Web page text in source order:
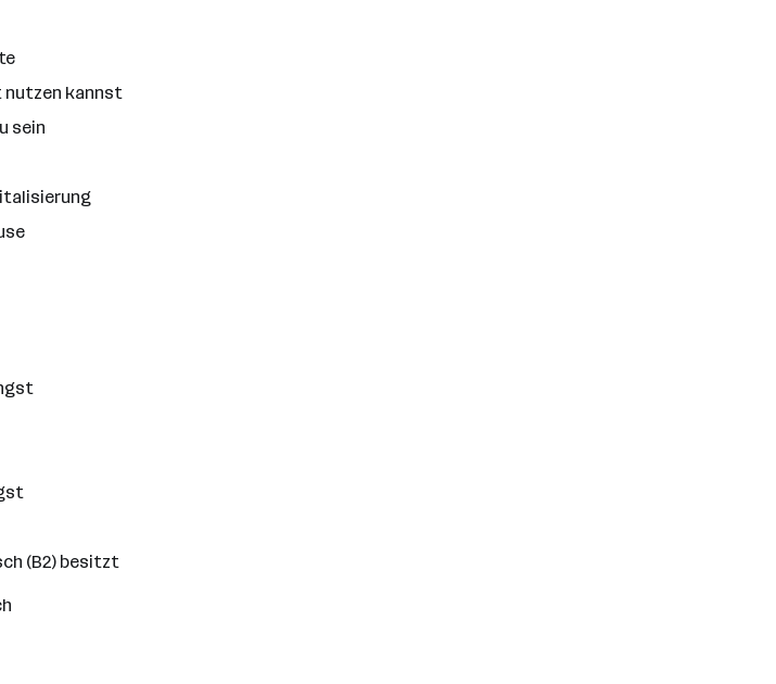
nutzen kannst
sein
(B2) besitzt